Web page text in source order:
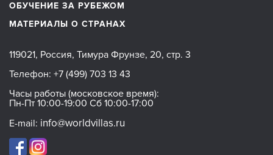
ОБУЧЕНИЕ ЗА РУБЕЖОМ
МАТЕРИАЛЫ О СТРАНАХ
119021, Россия, Тимура Фрунзе, 20, стр. 3
Телефон: +7 (499) 703 13 43
Часы работы (московское время):
Пн-Пт 10:00-19:00 Сб 10:00-17:00
E-mail: info@worldvillas.ru